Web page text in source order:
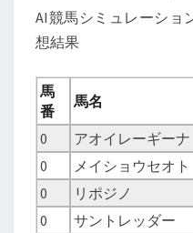
AI競馬シミュレーショ
想結果
馬
番
馬名
0
アオイレーギーナ
0
メイショウセオト
0
リポジノ
0
サントレッダー